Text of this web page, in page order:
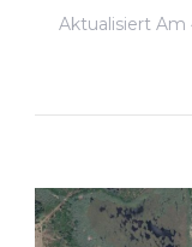
Aktualisiert Am